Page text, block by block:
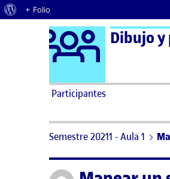
Acerca de WordPress
+ Folio
Saltar al contenido Logo Ágora
Dibujo y
Participantes
Semestre 20211 - Aula 1
Publicado por